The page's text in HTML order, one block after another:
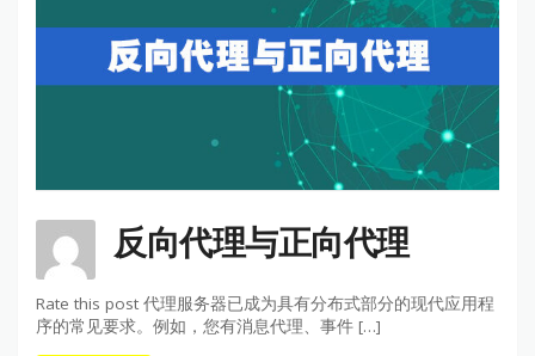
反向代理与正向代理
Rate this post 代理服务器已成为具有分布式部分的现代应用程
序的常见要求。例如，您有消息代理、事件 […]